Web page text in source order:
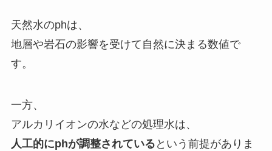
天然水のphは、
地層や岩石の影響を受けて自然に決まる数値で
す。
一方、
アルカリイオンの水などの処理水は、
人工的にphが調整されている という前提がありま